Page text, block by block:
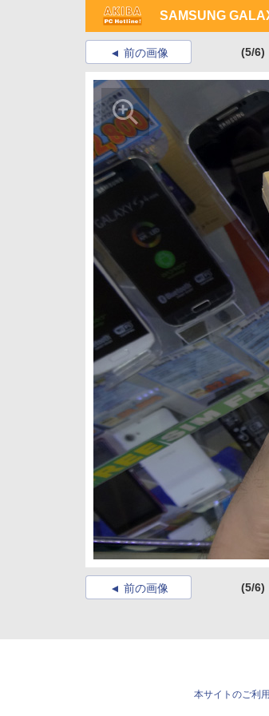
SAMSUNG
前の画像 (5/6)
前の画像 (5/6)
本サイトのご利